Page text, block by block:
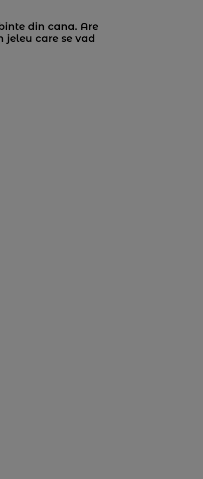
din cana. Are
jeleu care se vad